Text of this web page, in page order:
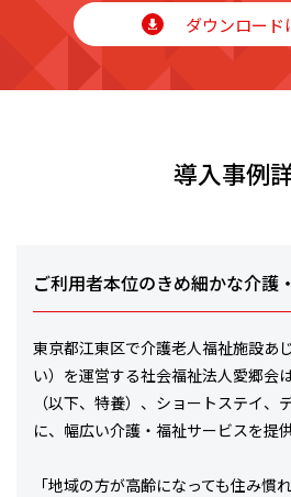
ダウンロード
導入事例
ご利用者本位のきめ細かな介護
東京都江東区で介護老人福祉施設あ
い）を運営する社会福祉法人愛郷会
（以下、特養）、ショートステイ、
に、幅広い介護・福祉サービスを提
「地域の方が高齢になっても住み慣